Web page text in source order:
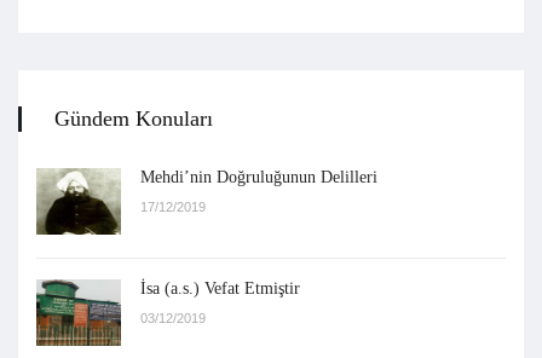
Gündem Konuları
Mehdi’nin Doğruluğunun Delilleri
17/12/2019
İsa (a.s.) Vefat Etmiştir
03/12/2019